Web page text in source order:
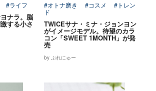
#ライフ
ナラ。脳
する小さ
#オトナ磨き #コスメ
#トレン
ド
TWICEサナ・ミナ・ジョンヨン
がイメージモデル。待望のカラ
コン「SWEET 1MONTH」が発
売
by ぷれにゅー